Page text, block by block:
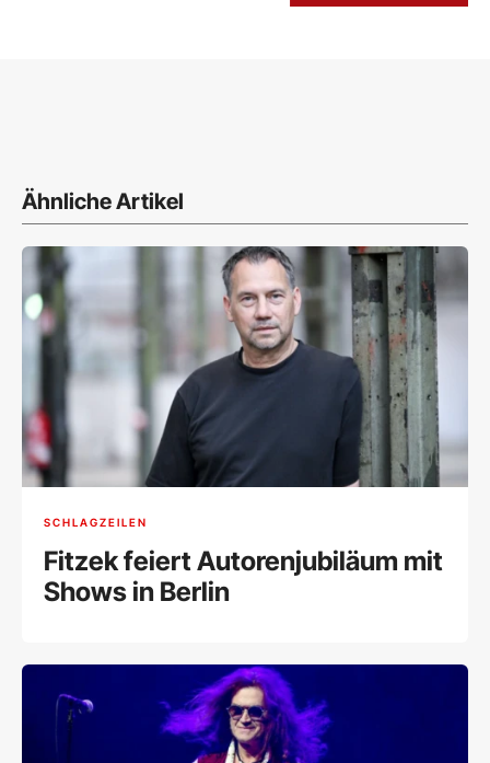
Ähnliche Artikel
SCHLAGZEILEN
Fitzek feiert Autorenjubiläum mit
Shows in Berlin